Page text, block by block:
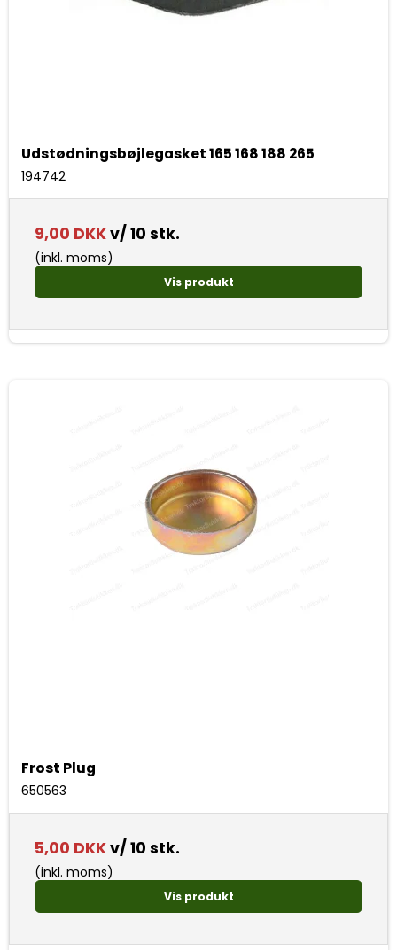
Udstødningsbøjlegasket 165 168 188 265
194742
9,00 DKKv/ 10 stk.
(inkl. moms)
Vis produkt
Frost Plug
650563
5,00 DKKv/ 10 stk.
(inkl. moms)
Vis produkt